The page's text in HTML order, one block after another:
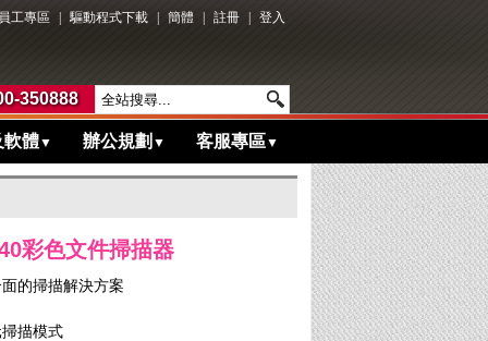
工專區 驅動程式下載 簡體 註冊 登入
350888
軟體▼ 辦公規劃 ▼ 客服專區▼
彩色文件掃描器
的掃描解決方案
描模式